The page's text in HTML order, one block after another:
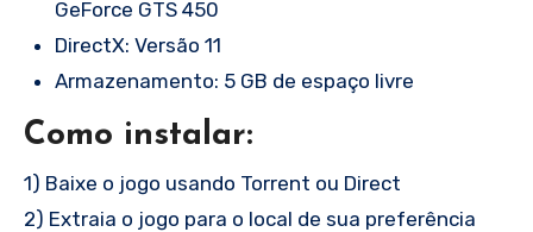
GeForce GTS 450
DirectX: Versão 11
Armazenamento: 5 GB de espaço livre
Como instalar:
1) Baixe o jogo usando Torrent ou Direct
2) Extraia o jogo para o local de sua preferência